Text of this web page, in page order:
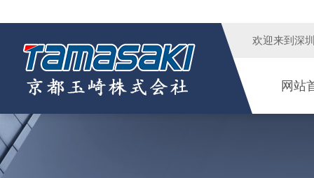
欢迎来到 深
网站